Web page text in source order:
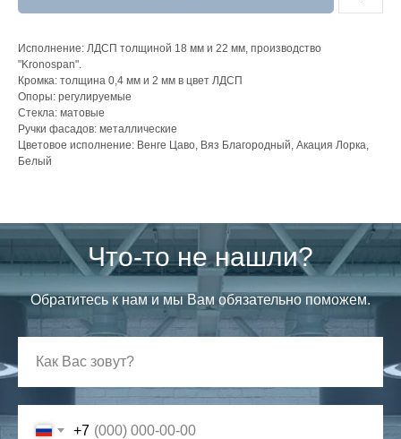
Исполнение: ЛДСП толщиной 18 мм и 22 мм, производство
"Kronospan".
Кромка: толщина 0,4 мм и 2 мм в цвет ЛДСП
Опоры: регулируемые
Стекла: матовые
Ручки фасадов: металлические
Цветовое исполнение: Венге Цаво, Вяз Благородный, Акация Лорка,
Белый
Что-то не нашли?
Обратитесь к нам и мы Вам обязательно поможем.
+7